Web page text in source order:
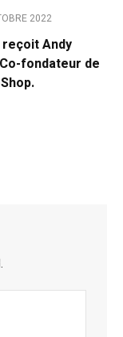
2022
Andy
fondateur de